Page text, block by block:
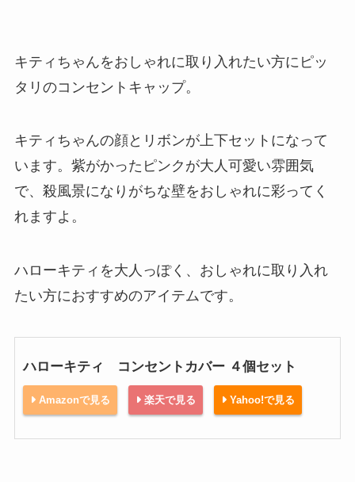
キティちゃんをおしゃれに取り入れたい方にピッ
タリのコンセントキャップ。
キティちゃんの顔とリボンが上下セットになって
います。紫がかったピンクが大人可愛い雰囲気
で、殺風景になりがちな壁をおしゃれに彩ってく
れますよ。
ハローキティを大人っぽく、おしゃれに取り入れ
たい方におすすめのアイテムです。
ハローキティ コンセントカバー ４個セット
Amazonで見る 楽天で見る Yahoo!で見る